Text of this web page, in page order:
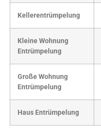
Kellerentrümpelung
Kleine Wohnung
Entrümpelung
Große Wohnung
Entrümpelung
Haus Entrümpelung